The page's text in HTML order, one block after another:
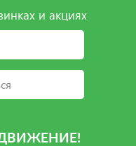
и акциях